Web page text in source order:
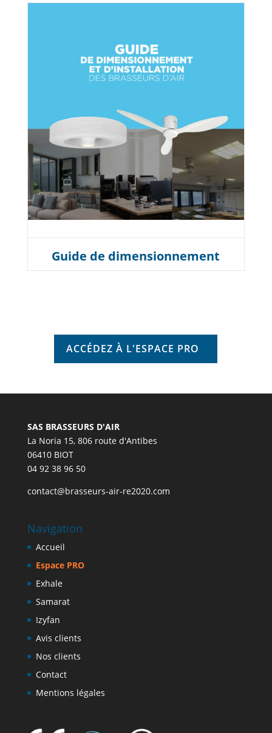
Guide de dimensionnement
ACCÉDEZ À L'ESPACE PRO
SAS BRASSEURS D'AIR
La Noria 15, 806 route d'Antibes
06410 BIOT
04 92 38 96 50
contact@brasseurs-air-re2020.com
Navigation
Accueil
Espace PRO
Exhale
Samarat
Izyfan
Avis clients
Nos clients
Contact
Mentions légales